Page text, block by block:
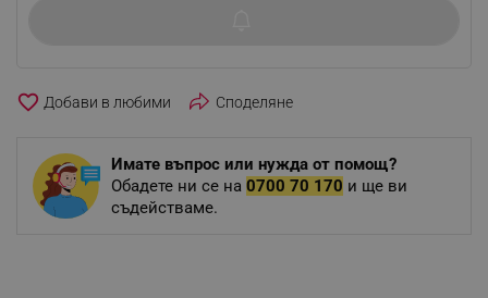
favorite_border Споделяне
Имате въпрос или нужда от помощ?
Обадете ни се на 0700 70 170 и ще ви
съдействаме.